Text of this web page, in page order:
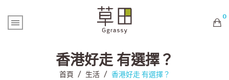
0
購物車內未有商品
香港好走 有選擇？
首頁 / 生活 / 香港好走 有選擇？